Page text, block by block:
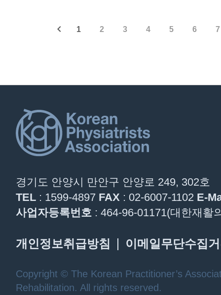
1 2 3 4 5 6 7
경기도 안양시 만안구 안양로 249, 302호
TEL : 1599-4897 FAX : 02-6007-1102 E-
사업자등록번호 : 464-96-01171(대한재활
개인정보취급방침 이메일무단수집
Copyright © The Korean Practitioner’s
Rehabilitation. All rights reserved.